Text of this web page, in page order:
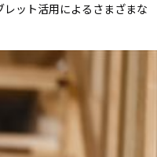
ット活用によるさまざまな